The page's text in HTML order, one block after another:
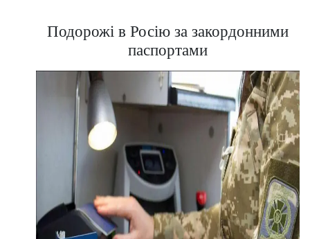
Подорожі в Росію за закордонними
паспортами